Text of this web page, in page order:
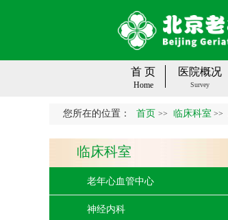
首 页
Home
医院概况
Survey
您所在的位置： 首页 >> 临床科室 >>
临床科室
老年心血管中心
神经内科